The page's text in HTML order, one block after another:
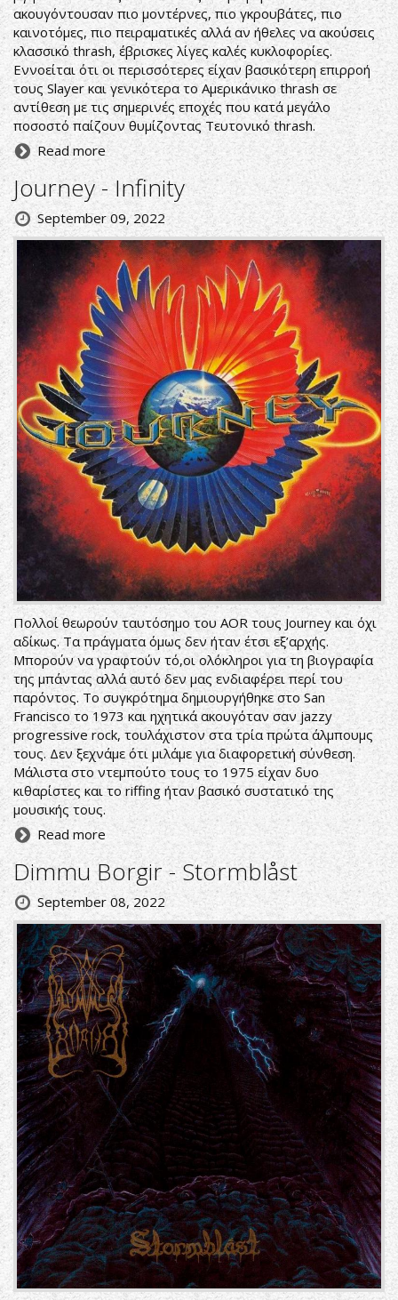
ακουγόντουσαν πιο μοντέρνες, πιο γκρουβάτες, πιο
καινοτόμες, πιο πειραματικές αλλά αν ήθελες να ακούσεις
κλασσικό thrash, έβρισκες λίγες καλές κυκλοφορίες.
Εννοείται ότι οι περισσότερες είχαν βασικότερη επιρροή
τους Slayer και γενικότερα το Αμερικάνικο thrash σε
αντίθεση με τις σημερινές εποχές που κατά μεγάλο
ποσοστό παίζουν θυμίζοντας Τευτονικό thrash.
Read more
Journey - Infinity
September 09, 2022
Πολλοί θεωρούν ταυτόσημο του AOR τους Journey και όχι
αδίκως. Τα πράγματα όμως δεν ήταν έτσι εξ’αρχής.
Μπορούν να γραφτούν τό,οι ολόκληροι για τη βιογραφία
της μπάντας αλλά αυτό δεν μας ενδιαφέρει περί του
παρόντος. Το συγκρότημα δημιουργήθηκε στο San
Francisco το 1973 και ηχητικά ακουγόταν σαν jazzy
progressive rock, τουλάχιστον στα τρία πρώτα άλμπουμς
τους. Δεν ξεχνάμε ότι μιλάμε για διαφορετική σύνθεση.
Μάλιστα στο ντεμπούτο τους το 1975 είχαν δυο
κιθαρίστες και το riffing ήταν βασικό συστατικό της
μουσικής τους.
Read more
Dimmu Borgir - Stormblåst
September 08, 2022